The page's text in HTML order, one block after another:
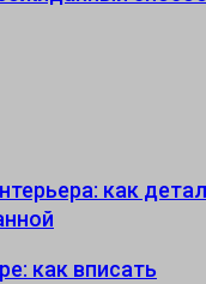
как
как вписать